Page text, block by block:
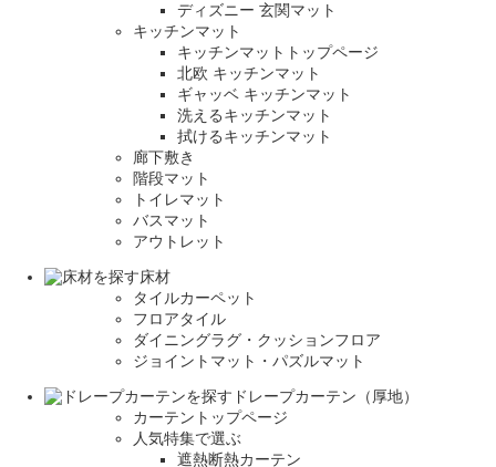
ディズニー 玄関マット
キッチンマット
キッチンマットトップページ
北欧 キッチンマット
ギャッベ キッチンマット
洗えるキッチンマット
拭けるキッチンマット
廊下敷き
階段マット
トイレマット
バスマット
アウトレット
床材
タイルカーペット
フロアタイル
ダイニングラグ・クッションフロア
ジョイントマット・パズルマット
ドレープカーテン（厚地）
カーテントップページ
人気特集で選ぶ
遮熱断熱カーテン